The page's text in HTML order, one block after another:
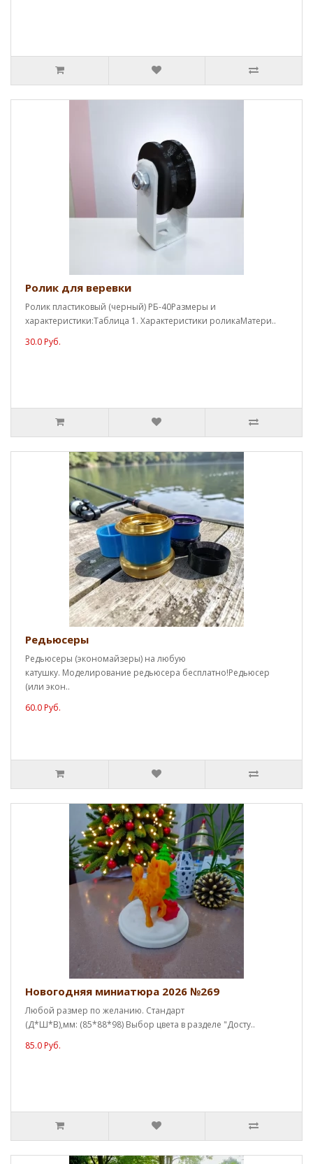
Ролик для веревки
Ролик пластиковый (черный) РБ-40Размеры и
характеристики:Таблица 1. Характеристики роликаМатери..
30.0 Руб.
Редьюсеры
Редьюсеры (экономайзеры) на любую
катушку. Моделирование редьюсера бесплатно!Редьюсер
(или экон..
60.0 Руб.
Новогодняя миниатюра 2026 №269
Любой размер по желанию. Стандарт
(Д*Ш*В),мм: (85*88*98) Выбор цвета в разделе "Досту..
85.0 Руб.